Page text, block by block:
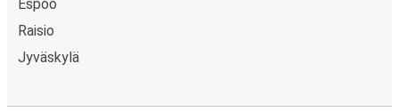
Espoo
Raisio
Jyväskylä